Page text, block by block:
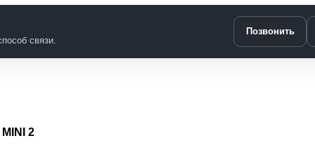
связи.
Позвонить
2